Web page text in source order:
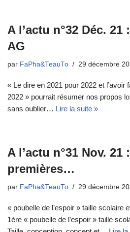
A l’actu n°32 Déc. 21
AG
par FaPha&TeauTo 29 décembre
« Le dire en 2021 pour 2022 et l’avoir
2022 » pourrait résumer nos propos
sans oublier… Lire la suite »
A l’actu n°31 Nov. 21
premières…
par FaPha&TeauTo 29 décembre
« poubelle de l’espoir » taille scolaire
1ère « poubelle de l’espoir » taille